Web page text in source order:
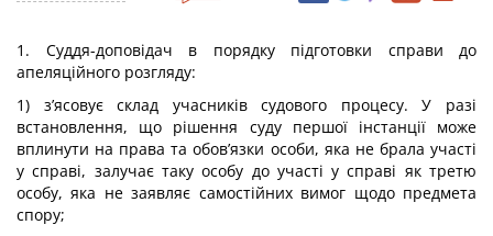
1. Суддя-доповідач в порядку підготовки справи до
апеляційного розгляду:
1) з’ясовує склад учасників судового процесу. У разі
встановлення, що рішення суду першої інстанції може
вплинути на права та обов’язки особи, яка не брала участі
у справі, залучає таку особу до участі у справі як третю
особу, яка не заявляє самостійних вимог щодо предмета
спору;